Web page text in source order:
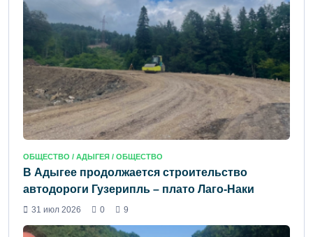
ОБЩЕСТВО / АДЫГЕЯ / ОБЩЕСТВО
В Адыгее продолжается строительство
автодороги Гузерипль – плато Лаго-Наки
31 июл 2026 0 9